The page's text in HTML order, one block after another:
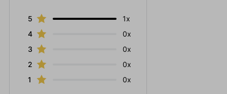
5
1x
4
0x
3
0x
2
0x
1
0x